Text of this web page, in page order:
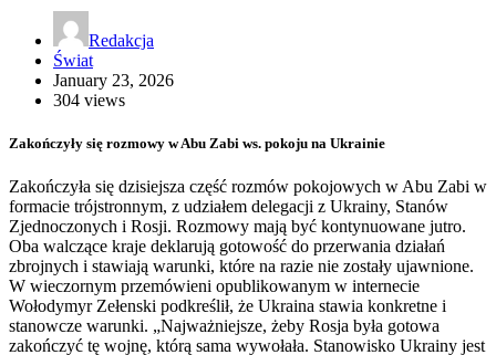
Redakcja
Świat
January 23, 2026
304 views
Zakończyły się rozmowy w Abu Zabi ws. pokoju na Ukrainie
Zakończyła się dzisiejsza część rozmów pokojowych w Abu Zabi w
formacie trójstronnym, z udziałem delegacji z Ukrainy, Stanów
Zjednoczonych i Rosji. Rozmowy mają być kontynuowane jutro.
Oba walczące kraje deklarują gotowość do przerwania działań
zbrojnych i stawiają warunki, które na razie nie zostały ujawnione.
W wieczornym przemówieni opublikowanym w internecie
Wołodymyr Zełenski podkreślił, że Ukraina stawia konkretne i
stanowcze warunki. „Najważniejsze, żeby Rosja była gotowa
zakończyć tę wojnę, którą sama wywołała. Stanowisko Ukrainy jest